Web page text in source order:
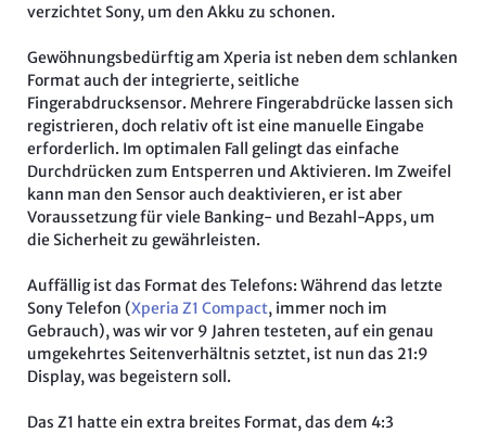
verzichtet Sony, um den Akku zu schonen.
Gewöhnungsbedürftig am Xperia ist neben dem schlanken
Format auch der integrierte, seitliche
Fingerabdrucksensor. Mehrere Fingerabdrücke lassen sich
registrieren, doch relativ oft ist eine manuelle Eingabe
erforderlich. Im optimalen Fall gelingt das einfache
Durchdrücken zum Entsperren und Aktivieren. Im Zweifel
kann man den Sensor auch deaktivieren, er ist aber
Voraussetzung für viele Banking- und Bezahl-Apps, um
die Sicherheit zu gewährleisten.
Auffällig ist das Format des Telefons: Während das letzte
Sony Telefon (Xperia Z1 Compact, immer noch im
Gebrauch), was wir vor 9 Jahren testeten, auf ein genau
umgekehrtes Seitenverhältnis setztet, ist nun das 21:9
Display, was begeistern soll.
Das Z1 hatte ein extra breites Format, das dem 4:3